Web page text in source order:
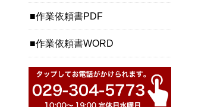
作業依頼書PDF
作業依頼書WORD